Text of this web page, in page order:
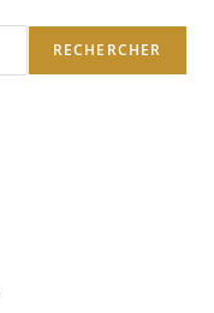
RECHERCHER